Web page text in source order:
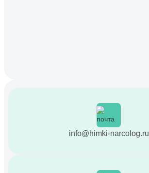
info@himki-narcolog.ru